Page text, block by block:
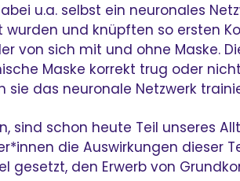
u.a. selbst ein neuronales
und knüpften so ersten
von sich mit und ohne Maske.
Maske korrekt trug oder
das neuronale Netzwerk
sind schon heute Teil unseres
die Auswirkungen dieser
gesetzt, den Erwerb von